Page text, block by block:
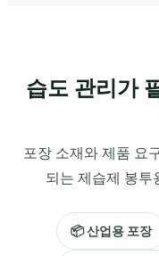
습도 관리가
포장 소재와 제품 요
되는 제습제 봉투
📦 산업용 포장